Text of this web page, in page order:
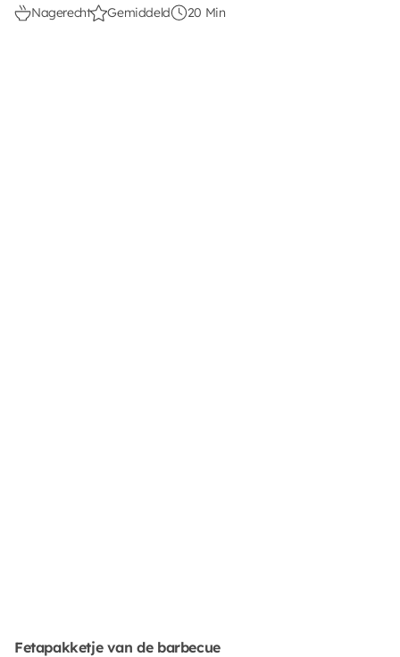
Nagerecht Gemiddeld 20 Min
Fetapakketje van de barbecue